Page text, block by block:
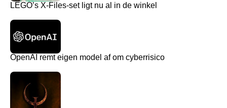
LEGO’s X-Files-set ligt nu al in de winkel
OpenAI remt eigen model af om cyberrisico